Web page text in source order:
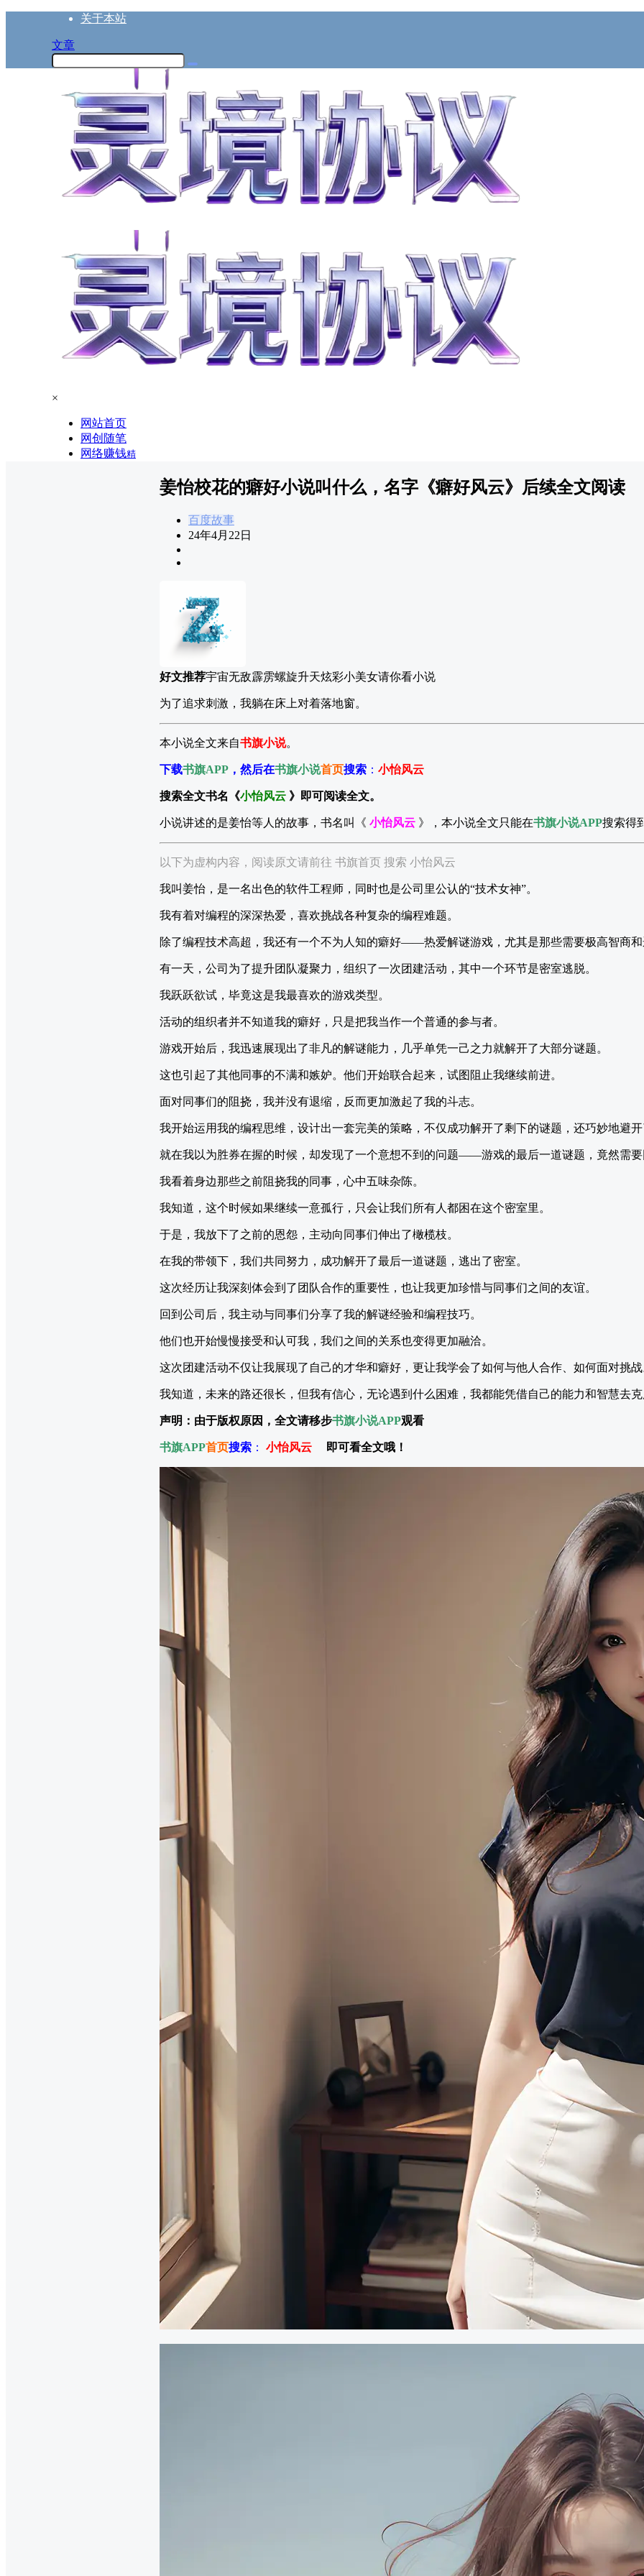
关于本站
文章
×
网站首页
网创随笔
网络赚钱精
姜怡校花的癖好小说叫什么，名字《癖好风云》后续全文阅读
百度故事
24年4月22日
好文推荐宇宙无敌霹雳螺旋升天炫彩小美女请你看小说
为了追求刺激，我躺在床上对着落地窗。
本小说全文来自书旗小说。
下载书旗APP ，然后在书旗小说首页搜索 ： 小怡风云
搜索全文书名《小怡风云 》即可阅读全文。
小说讲述的是姜怡等人的故事，书名叫《 小怡风云 》，本小说全文只能在书旗小说APP搜索得
以下为虚构内容，阅读原文请前往 书旗首页 搜索 小怡风云
我叫姜怡，是一名出色的软件工程师，同时也是公司里公认的“技术女神”。
我有着对编程的深深热爱，喜欢挑战各种复杂的编程难题。
除了编程技术高超，我还有一个不为人知的癖好——热爱解谜游戏，尤其是那些需要极高智商
有一天，公司为了提升团队凝聚力，组织了一次团建活动，其中一个环节是密室逃脱。
我跃跃欲试，毕竟这是我最喜欢的游戏类型。
活动的组织者并不知道我的癖好，只是把我当作一个普通的参与者。
游戏开始后，我迅速展现出了非凡的解谜能力，几乎单凭一己之力就解开了大部分谜题。
这也引起了其他同事的不满和嫉妒。他们开始联合起来，试图阻止我继续前进。
面对同事们的阻挠，我并没有退缩，反而更加激起了我的斗志。
我开始运用我的编程思维，设计出一套完美的策略，不仅成功解开了剩下的谜题，还巧妙地避
就在我以为胜券在握的时候，却发现了一个意想不到的问题——游戏的最后一道谜题，竟然需
我看着身边那些之前阻挠我的同事，心中五味杂陈。
我知道，这个时候如果继续一意孤行，只会让我们所有人都困在这个密室里。
于是，我放下了之前的恩怨，主动向同事们伸出了橄榄枝。
在我的带领下，我们共同努力，成功解开了最后一道谜题，逃出了密室。
这次经历让我深刻体会到了团队合作的重要性，也让我更加珍惜与同事们之间的友谊。
回到公司后，我主动与同事们分享了我的解谜经验和编程技巧。
他们也开始慢慢接受和认可我，我们之间的关系也变得更加融洽。
这次团建活动不仅让我展现了自己的才华和癖好，更让我学会了如何与他人合作、如何面对挑
我知道，未来的路还很长，但我有信心，无论遇到什么困难，我都能凭借自己的能力和智慧去
声明：由于版权原因，全文请移步书旗小说APP观看
书旗APP首页搜索 ： 小怡风云 即可看全文哦！